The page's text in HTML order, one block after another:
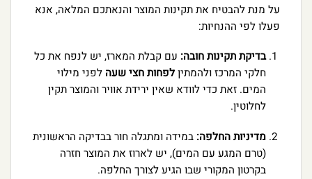
על מנת להבטיח את תקינות המוצר והנאתכם המלאה, אנא
פעלו לפי ההנחיות:
בדיקת תקינות חובה: עם קבלת המארז, יש לנפח את כל
חלקי המרכז ולהמתיןלפחות חצי שעה לפני מילוי
המים. זאת כדי לוודא שאין ירידת אוויר והמוצר תקין
לחלוטין.
מדיניות החלפה: במידה ומתגלה חור בבדיקה הראשונית
(טרם המגע עם המים), יש לארוז את המוצר חזרה
בקרטון המקורי שבו הגיע לצורך החלפה.